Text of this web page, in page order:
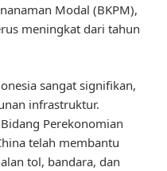
Modal (BKPM),
meningkat dari tahun
sangat signifikan,
infrastruktur.
Perekonomian
telah membantu
tol, bandara, dan